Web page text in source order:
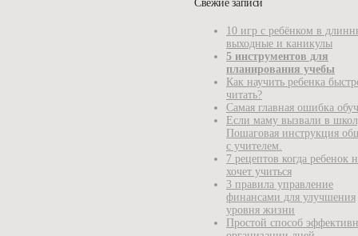
Свежие записи
10 игр с ребёнком в
выходные и каникулы
5 инструментов для
планирования учебы
Как научить ребенка
читать?
Самая главная ошибка
Если маму вызвали в
Пошаговая инструкция
с учителем.
7 рецептов когда ребенок
хочет учиться
3 правила управление
финансами для улучшения
уровня жизни
Простой способ